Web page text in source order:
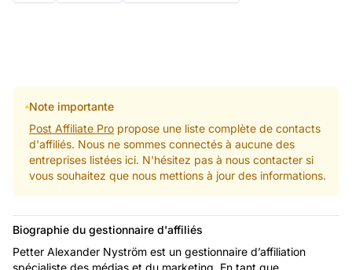
Note importante
Post Affiliate Pro propose une liste complète de contacts
d'affiliés. Nous ne sommes connectés à aucune des
entreprises listées ici. N'hésitez pas à nous contacter si
vous souhaitez que nous mettions à jour des informations.
Biographie du gestionnaire d'affiliés
Petter Alexander Nyström est un gestionnaire d’affiliation
spécialiste des médias et du marketing. En tant que